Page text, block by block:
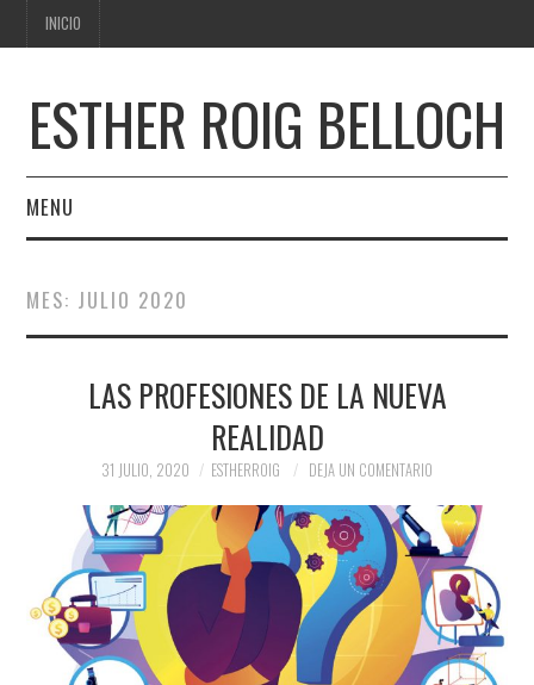
INICIO
ESTHER ROIG BELLOCH
MENU
MES: JULIO 2020
LAS PROFESIONES DE LA NUEVA
REALIDAD
31 JULIO, 2020 ESTHERROIG DEJA UN COMENTARIO